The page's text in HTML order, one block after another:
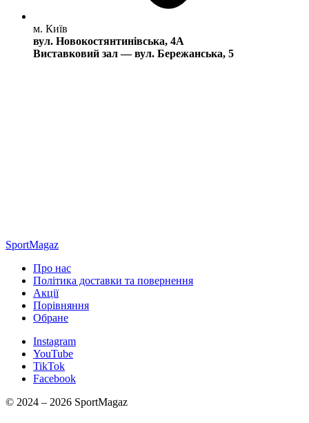
м. Київ
вул. Новокостянтинівська, 4А
Виставковий зал — вул. Бережанська, 5
SportMagaz
Про нас
Політика доставки та повернення
Акції
Порівняння
Обране
Instagram
YouTube
TikTok
Facebook
© 2024 – 2026 SportMagaz